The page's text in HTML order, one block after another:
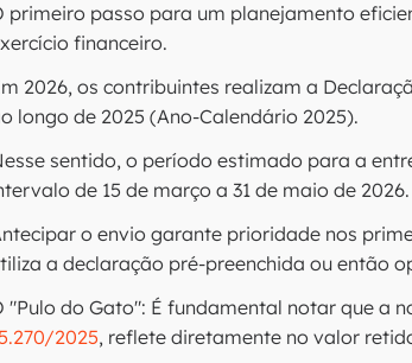
primeiro passo para um planejamento
financeiro.
2026, os contribuintes realizam a
longo de 2025 (Ano-Calendário 2025).
sentido, o período estimado para a
de 15 de março a 31 de maio de 2026.
o envio garante prioridade nos
a declaração pré-preenchida ou então
"Pulo do Gato": É fundamental notar que a
2025, reflete diretamente no valor